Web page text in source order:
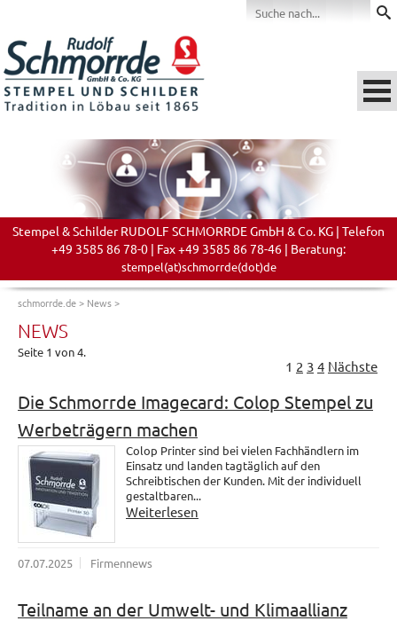
Stempel & Schilder RUDOLF SCHMORRDE GmbH & Co. KG | Telefon
+49 3585 86 78-0 | Fax +49 3585 86 78-46 | Beratung:
stempel(at)schmorrde(dot)de
schmorrde.de> News>
NEWS
Seite 1 von 4.
1 2 3 4 Nächste
Die Schmorrde Imagecard: Colop Stempel zu
Werbeträgern machen
Colop Printer sind bei vielen Fachhändlern im
Einsatz und landen tagtäglich auf den
Schreibtischen der Kunden. Mit der individuell
gestaltbaren...
Weiterlesen
07.07.2025 Firmennews
Teilname an der Umwelt- und Klimaallianz